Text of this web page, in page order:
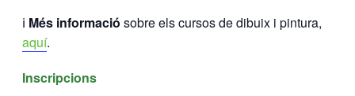
ℹ️ Més informació sobre els cursos de dibuix i pintura,
aquí.
Inscripcions